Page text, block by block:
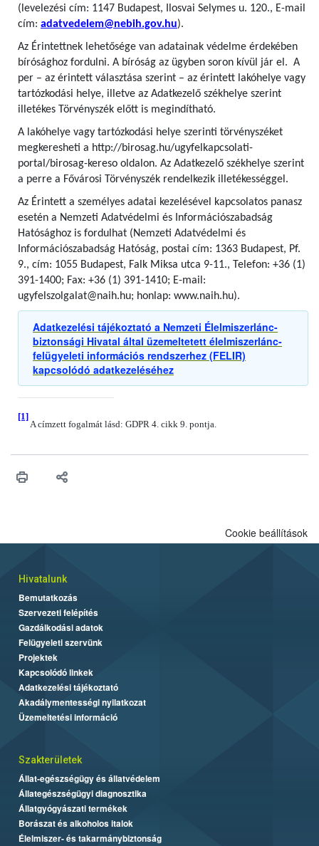
(levelezési cím: 1147 Budapest, Ilosvai Selymes u. 120., E-mail
cím: adatvedelem@nebih.gov.hu).
Az Érintettnek lehetősége van adatainak védelme érdekében
bírósághoz fordulni. A bíróság az ügyben soron kívül jár el. A
per – az érintett választása szerint – az érintett lakóhelye vagy
tartózkodási helye, illetve az Adatkezelő székhelye szerint
illetékes Törvényszék előtt is megindítható.
A lakóhelye vagy tartózkodási helye szerinti törvényszéket
megkeresheti a http://birosag.hu/ugyfelkapcsolati-
portal/birosag-kereso oldalon. Az Adatkezelő székhelye szerint
a perre a Fővárosi Törvényszék rendelkezik illetékességgel.
Az Érintett a személyes adatai kezelésével kapcsolatos panasz
esetén a Nemzeti Adatvédelmi és Információszabadság
Hatósághoz is fordulhat (Nemzeti Adatvédelmi és
Információszabadság Hatóság, postai cím: 1363 Budapest, Pf.
9., cím: 1055 Budapest, Falk Miksa utca 9-11., Telefon: +36 (1)
391-1400; Fax: +36 (1) 391-1410; E-mail:
ugyfelszolgalat@naih.hu; honlap: www.naih.hu).
Adatkezelési tájékoztató a Nemzeti Élelmiszerlánc-
biztonsági Hivatal által üzemeltetett élelmiszerlánc-
felügyeleti információs rendszerhez (FELIR)
kapcsolódó adatkezeléséhez
[1]
A címzett fogalmát lásd: GDPR 4. cikk 9. pontja.
Cookie beállítások
Hivatalunk
Bemutatkozás
Szervezeti felépítés
Gazdálkodási adatok
Felügyeleti szervünk
Projektek
Kapcsolódó linkek
Adatkezelési tájékoztató
Akadálymentességi nyilatkozat
Üzemeltetési információ
Szakterületek
Állat-egészségügy és állatvédelem
Állategészségügyi diagnosztika
Állatgyógyászati termékek
Borászat és alkoholos italok
Élelmiszer- és takarmánybiztonság